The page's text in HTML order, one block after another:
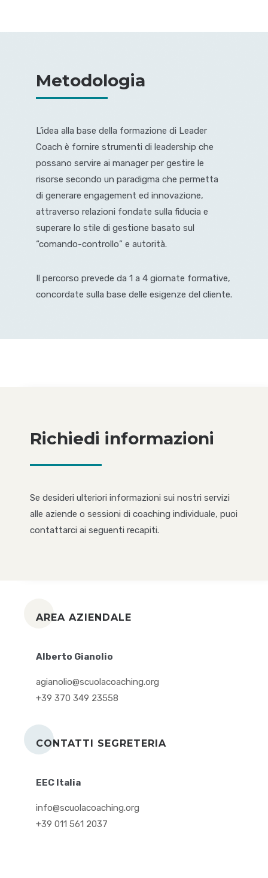
Metodologia
L’idea alla base della formazione di Leader
Coach è fornire strumenti di leadership che
possano servire ai manager per gestire le
risorse secondo un paradigma che permetta
di generare engagement ed innovazione,
attraverso relazioni fondate sulla fiducia e
superare lo stile di gestione basato sul
“comando-controllo” e autorità.
Il percorso prevede da 1 a 4 giornate formative,
concordate sulla base delle esigenze del cliente.
Richiedi informazioni
Se desideri ulteriori informazioni sui nostri servizi
alle aziende o sessioni di coaching individuale, puoi
contattarci ai seguenti recapiti.
AREA AZIENDALE
Alberto Gianolio
agianolio@scuolacoaching.org
+39 370 349 23558
CONTATTI SEGRETERIA
EEC Italia
info@scuolacoaching.org
+39 011 561 2037